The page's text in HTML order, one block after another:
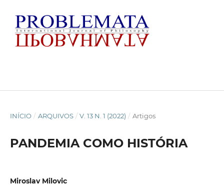
INÍCIO / ARQUIVOS / V. 13 N. 1 (2022) / Artigos
PANDEMIA COMO HISTÓRIA
Miroslav Milovic